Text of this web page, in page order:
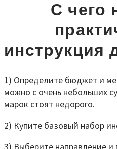
С чего
инструкция
1) Определите бюджет и
можно с очень небольших
марок стоят недорого.
2) Купите базовый набор
3) Выберите направление